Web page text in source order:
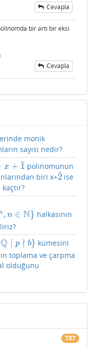
Cevapla
bir artı bir eksi
Cevapla
monik
sayısı nedir?
x + 1
¯ polinomunun
biri x+2
¯
2¯ise
, n ∈ N} halkasının
Q p ∤ b}
∤b
kümesini
toplama ve çarpma
olduğunu
737